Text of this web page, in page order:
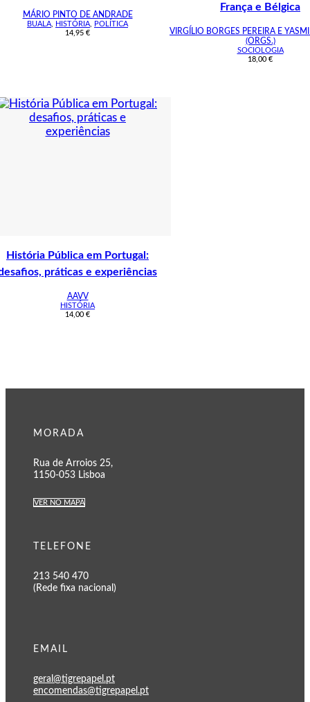
MÁRIO PINTO DE ANDRADE
BUALA HISTÓRIA
POLÍTICA
14,95 €
França e Bélgica
VIRGÍLIO BORGES PEREIRA E
(ORGS.)
SOCIOLOGIA
18,00 €
História Pública em Portugal:
práticas e experiências
AAVV
HISTÓRIA
14,00 €
MORADA
Rua de Arroios 25,
1150-053 Lisboa
VER NO MAPA
TELEFONE
213 540 470
(Rede fixa nacional)
EMAIL
geral@tigrepapel.pt
encomendas@tigrepapel.pt